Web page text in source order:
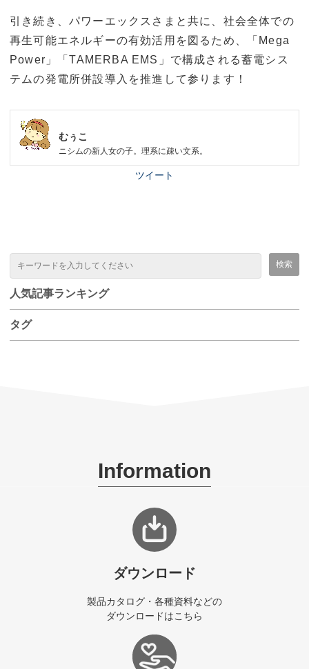
引き続き、パワーエックスさまと共に、社会全体での
再生可能エネルギーの有効活用を図るため、「Mega
Power」「TAMERBA EMS」で構成される蓄電シス
テムの発電所併設導入を推進して参ります！
むぅこ
ニシムの新人女の子。理系に疎い文系。
ツイート
人気記事ランキング
タグ
Information
ダウンロード
製品カタログ・各種資料などの
ダウンロードはこちら